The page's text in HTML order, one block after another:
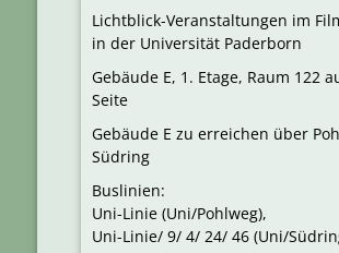
Lichtblick-Veranstaltungen im
in der Universität Paderborn
Gebäude E, 1. Etage, Raum 122
Seite
Gebäude E zu erreichen über
Südring
Buslinien:
Uni-Linie (Uni/Pohlweg),
Uni-Linie/ 9/ 4/ 24/ 46 (Uni/